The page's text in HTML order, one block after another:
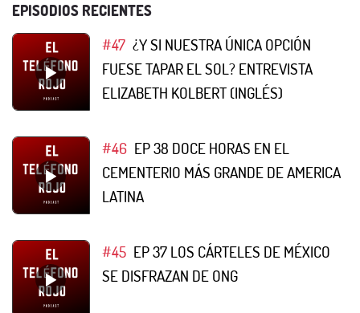
EPISODIOS RECIENTES
#47 ¿Y SI NUESTRA ÚNICA OPCIÓN
FUESE TAPAR EL SOL? ENTREVISTA
ELIZABETH KOLBERT (INGLÉS)
#46 EP 38 DOCE HORAS EN EL
CEMENTERIO MÁS GRANDE DE AMERICA
LATINA
#45 EP 37 LOS CÁRTELES DE MÉXICO
SE DISFRAZAN DE ONG